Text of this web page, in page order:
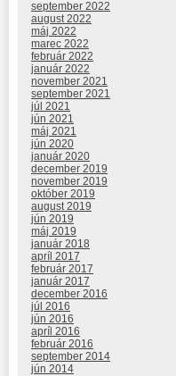
september 2022
august 2022
máj 2022
marec 2022
február 2022
január 2022
november 2021
september 2021
júl 2021
jún 2021
máj 2021
jún 2020
január 2020
december 2019
november 2019
október 2019
august 2019
jún 2019
máj 2019
január 2018
apríl 2017
február 2017
január 2017
december 2016
júl 2016
jún 2016
apríl 2016
február 2016
september 2014
jún 2014